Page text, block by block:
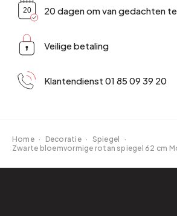
20 dagen om van gedachten
Veilige betaling
Klantendienst 01 85 09 39 20
Home · Decoratie · Spiegel
·
Zwarte bloemvormige rotan spiegel 62 cm